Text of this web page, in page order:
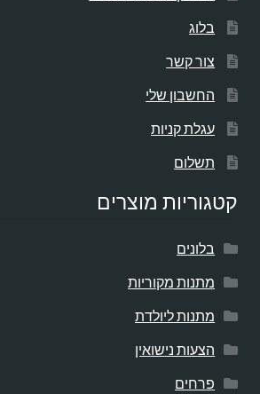
בלוג
צור קשר
החשבון שלי
עגלת קניות
תשלום
קטגוריות מוצרים
בלונים
מתנות מקוריות
מתנות ליולדת
הצעות נישואין
פרחים